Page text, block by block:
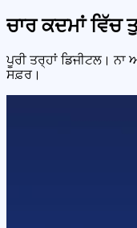
ਚਾਰ ਕਦਮਾਂ ਵਿੱਚ
ਪੂਰੀ ਤਰ੍ਹਾਂ ਡਿਜੀਟਲ।
ਸਫ਼ਰ।